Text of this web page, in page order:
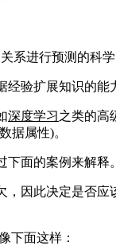
系进行预测的科
验扩展知识的能
深度学习之类的高
据属性)。
面的案例来解释。
因此决定是否
下面这样：